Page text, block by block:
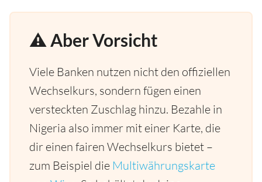
⚠️ Aber Vorsicht
Viele Banken nutzen nicht den offiziellen
Wechselkurs, sondern fügen einen
versteckten Zuschlag hinzu. Bezahle in
Nigeria also immer mit einer Karte, die
dir einen fairen Wechselkurs bietet –
zum Beispiel die Multiwährungskarte